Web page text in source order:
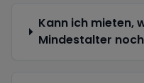
Kann ich mieten,
Mindestalter